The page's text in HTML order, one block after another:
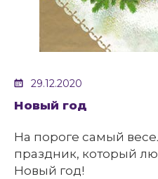
29.12.2020
Новый год
На пороге самый
праздник, который
Новый год!